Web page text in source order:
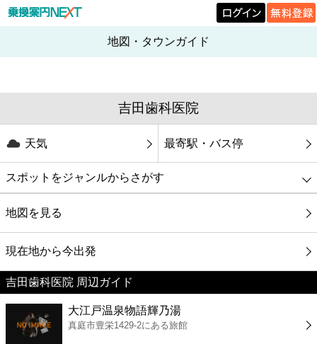
地図・タウンガイド
吉田歯科医院
天気 最寄駅・バス停
スポットをジャンルからさがす
グルメ
映画
美容
コンビニ
地図を見る
現在地から今出発
吉田歯科医院 周辺ガイド
大江戸温泉物語輝乃湯
真庭市豊栄1429-2にある旅館